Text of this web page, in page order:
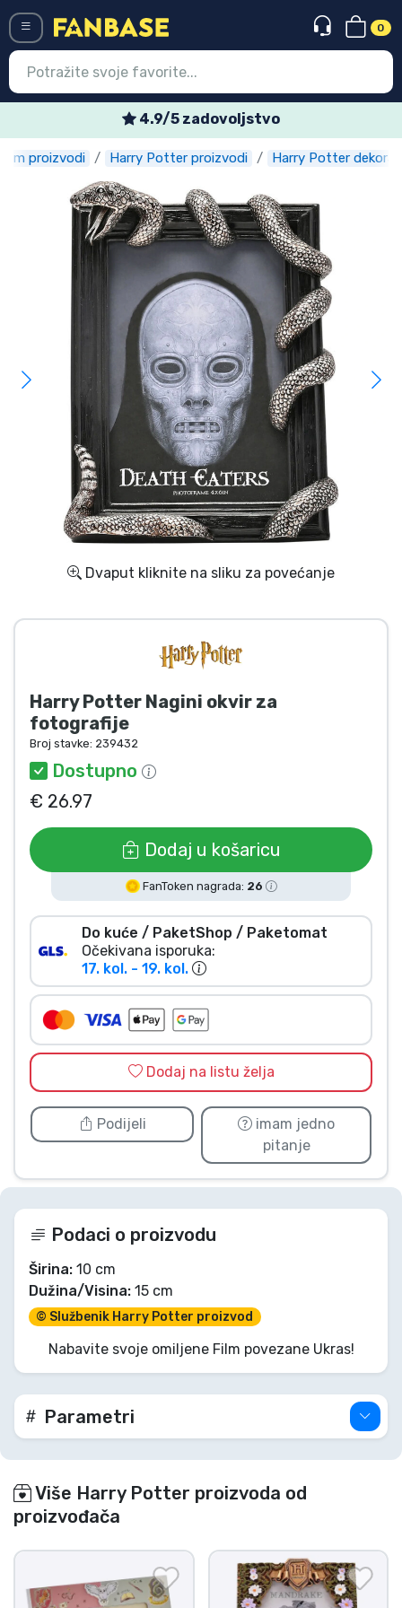
0
4.9/5 zadovoljstvo
Film proizvodi Harry Potter proizvodi Harry Potter
Dvaput kliknite na sliku za povećanje
Harry Potter Nagini okvir za
fotografije
Broj stavke: 239432
Dostupno
€ 26.97
Dodaj u košaricu
FanToken nagrada: 26
Do kuće / PaketShop / Paketomat
Očekivana isporuka:
17. kol. - 19. kol.
Dodaj na listu želja
Podijeli
imam jedno
pitanje
Podaci o proizvodu
Širina: 10 cm
Dužina/Visina: 15 cm
© Službenik Harry Potter proizvod
Nabavite svoje omiljene Film povezane Ukras!
Parametri
Više Harry Potter proizvoda od
proizvođača
Ulazak Registracija
Najnovije proizvodi
Akcija
Ekspresna dostava
Prednarudžbe
Outlet proizvodi
Dostava i plaćanje
TV serija proizvodi
Film proizvodi
Crtani proizvodi
Anime proizvodi
Gamer proizvodi
Sportski proizvodi
Glazbeni proizvodi
Vrste proizvoda
Marke